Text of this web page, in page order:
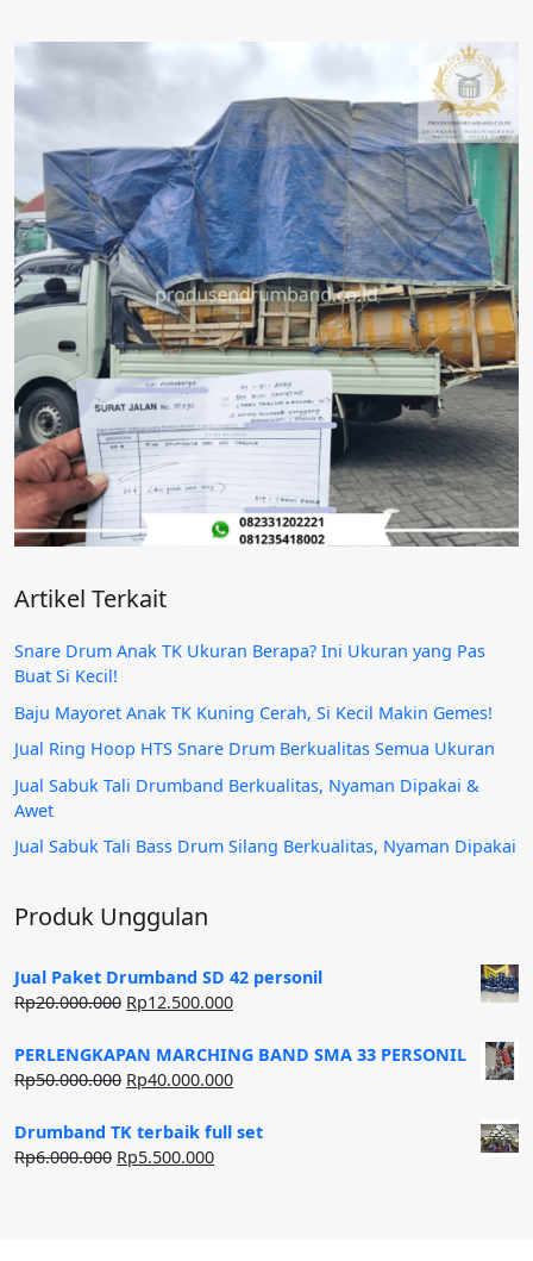
Artikel Terkait
Snare Drum Anak TK Ukuran Berapa? Ini Ukuran yang Pas
Buat Si Kecil!
Baju Mayoret Anak TK Kuning Cerah, Si Kecil Makin Gemes!
Jual Ring Hoop HTS Snare Drum Berkualitas Semua Ukuran
Jual Sabuk Tali Drumband Berkualitas, Nyaman Dipakai &
Awet
Jual Sabuk Tali Bass Drum Silang Berkualitas, Nyaman Dipakai
Produk Unggulan
Jual Paket Drumband SD 42 personil
Rp20.000.000 Harga
adalah:
Rp20.000.000.
Rp12.500.000Harga
ini
adalah:
PERLENGKAPAN MARCHING BAND SMA 33 PERSONIL
Rp50.000.000 Harga
adalah:
Rp50.000.000.
Rp40.000.000Harga
ini
Drumband TK terbaik full set
Rp6.000.000 Harga
Rp5.500.000Harga